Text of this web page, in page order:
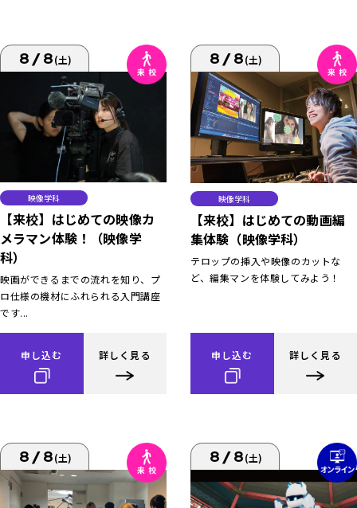
8/8(土)
映像学科
【来校】はじめての映像カ
メラマン体験！（映像学
科）
映画ができるまでの流れを知り、プ
ロ仕様の機材にふれられる入門講座
です...
申し込む 詳しく見る
8/8(土)
映像学科
【来校】はじめての動画編
集体験（映像学科）
テロップの挿入や映像のカットな
ど、編集マンを体験してみよう！
申し込む 詳しく見る
8/8(土) 8/8(土)